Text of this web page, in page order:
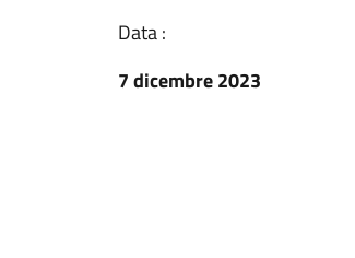
Data :
7 dicembre 2023